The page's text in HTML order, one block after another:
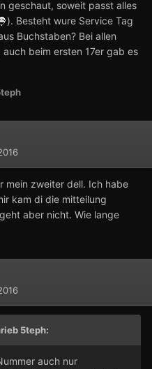
geschaut, soweit passt alles
). Besteht wure Service Tag
Buchstaben? Bei allen
beim ersten 17er gab es
mein zweiter dell. Ich habe
kam di die mitteilung
aber nicht. Wie lange
5teph:
auch nur